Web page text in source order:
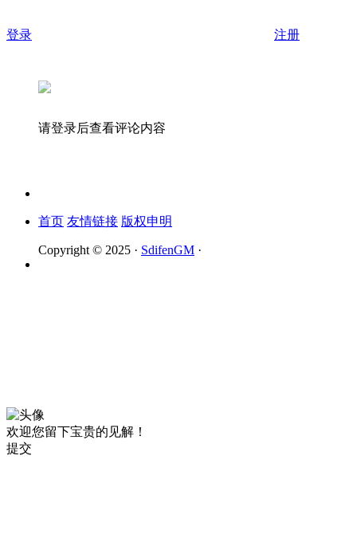
登录 注册
请登录后查看评论内容
首页 友情链接 版权申明
Copyright © 2025 · SdifenGM ·
欢迎您留下宝贵的见解！
提交